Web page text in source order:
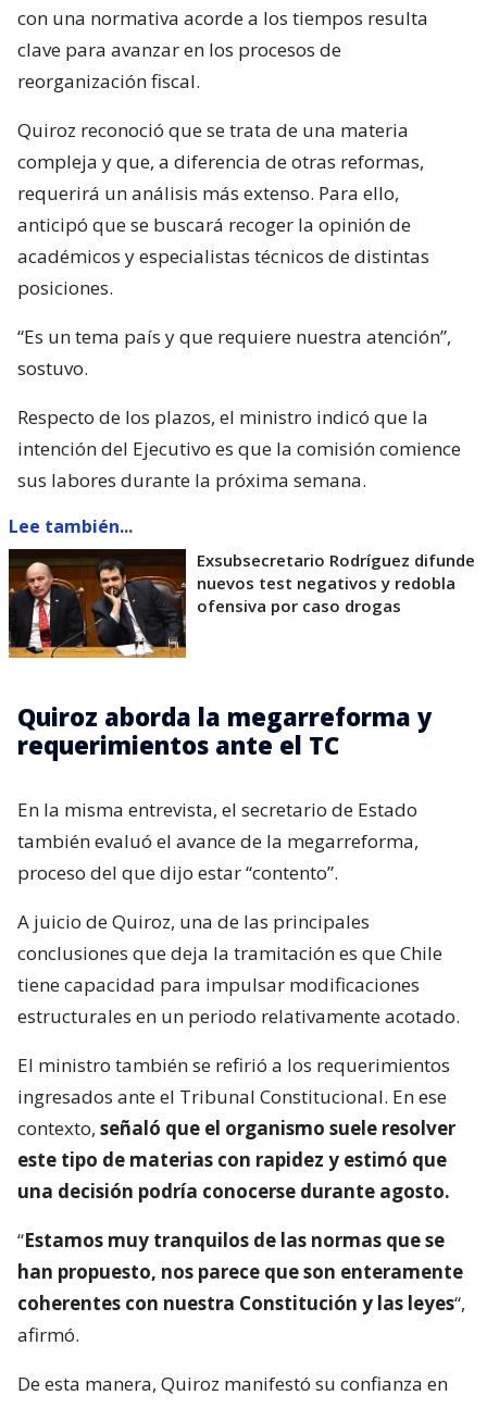
con una normativa acorde a los tiempos resulta
clave para avanzar en los procesos de
reorganización fiscal.
Quiroz reconoció que se trata de una materia
compleja y que, a diferencia de otras reformas,
requerirá un análisis más extenso. Para ello,
anticipó que se buscará recoger la opinión de
académicos y especialistas técnicos de distintas
posiciones.
“Es un tema país y que requiere nuestra atención”,
sostuvo.
Respecto de los plazos, el ministro indicó que la
intención del Ejecutivo es que la comisión comience
sus labores durante la próxima semana.
Lee también...
Exsubsecretario Rodríguez difunde
nuevos test negativos y redobla
ofensiva por caso drogas
Quiroz aborda la megarreforma y
requerimientos ante el TC
En la misma entrevista, el secretario de Estado
también evaluó el avance de la megarreforma,
proceso del que dijo estar “contento”.
A juicio de Quiroz, una de las principales
conclusiones que deja la tramitación es que Chile
tiene capacidad para impulsar modificaciones
estructurales en un periodo relativamente acotado.
El ministro también se refirió a los requerimientos
ingresados ante el Tribunal Constitucional. En ese
contexto, señaló que el organismo suele resolver
este tipo de materias con rapidez y estimó que
una decisión podría conocerse durante agosto.
“Estamos muy tranquilos de las normas que se
han propuesto, nos parece que son enteramente
coherentes con nuestra Constitución y las leyes“,
afirmó.
De esta manera, Quiroz manifestó su confianza en